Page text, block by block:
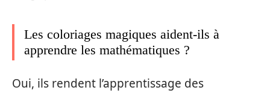
Les coloriages magiques aident-ils à
apprendre les mathématiques ?
Oui, ils rendent l’apprentissage des